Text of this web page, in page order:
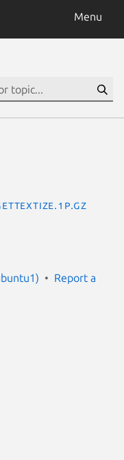
Menu
Report a